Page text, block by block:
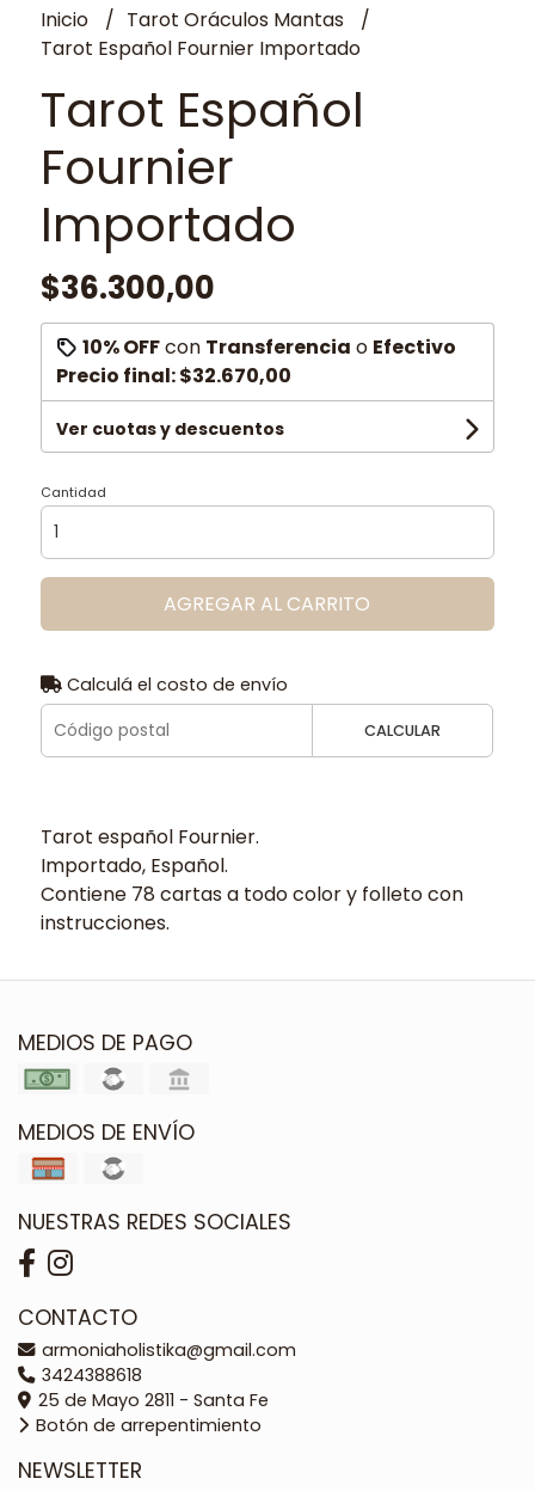
Inicio
Tarot Oráculos Mantas
Tarot Español Fournier Importado
Tarot Español
Fournier
Importado
$36.300,00
10% OFFcon Transferencia o Efectivo
Precio final:$32.670,00
Ver cuotas y descuentos
Cantidad
AGREGAR AL CARRITO
Calculá el costo de envío
CALCULAR
Tarot español Fournier.
Importado, Español.
Contiene 78 cartas a todo color y folleto con
instrucciones.
MEDIOS DE PAGO
MEDIOS DE ENVÍO
NUESTRAS REDES SOCIALES
CONTACTO
armoniaholistika@gmail.com
3424388618
25 de Mayo 2811 - Santa Fe
Botón de arrepentimiento
NEWSLETTER